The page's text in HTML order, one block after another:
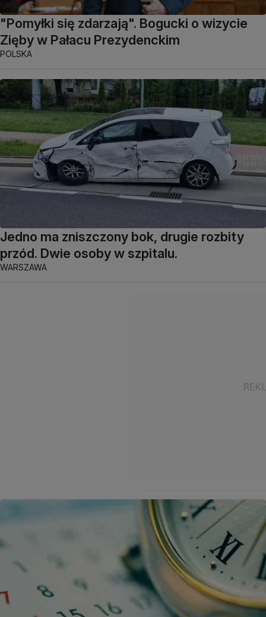
"Pomyłki się zdarzają". Bogucki o wizycie
Zięby w Pałacu Prezydenckim
POLSKA
Jedno ma zniszczony bok, drugie rozbity
przód. Dwie osoby w szpitalu.
WARSZAWA